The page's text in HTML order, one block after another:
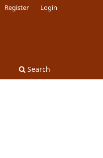
Search
Register Login